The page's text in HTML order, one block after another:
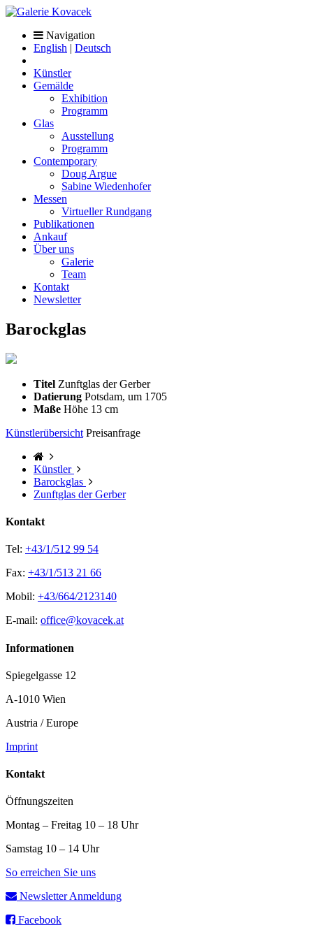
Navigation
English | Deutsch
Künstler
Gemälde
Exhibition
Programm
Glas
Ausstellung
Programm
Contemporary
Doug Argue
Sabine Wiedenhofer
Messen
Virtueller Rundgang
Publikationen
Ankauf
Über uns
Galerie
Team
Kontakt
Newsletter
Barockglas
Titel Zunftglas der Gerber
Datierung Potsdam, um 1705
Maße Höhe 13 cm
Künstlerübersicht Preisanfrage
Künstler
Barockglas
Zunftglas der Gerber
Kontakt
Tel: +43/1/512 99 54
Fax: +43/1/513 21 66
Mobil: +43/664/2123140
E-mail: office@kovacek.at
Informationen
Spiegelgasse 12
A-1010 Wien
Austria / Europe
Imprint
Kontakt
Öffnungszeiten
Montag – Freitag 10 – 18 Uhr
Samstag 10 – 14 Uhr
So erreichen Sie uns
Newsletter Anmeldung
Facebook